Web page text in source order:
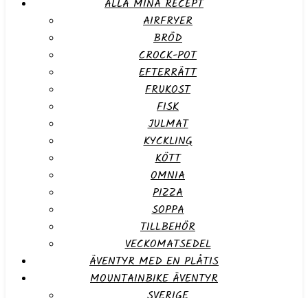
ALLA MINA RECEPT
AIRFRYER
BRÖD
CROCK-POT
EFTERRÄTT
FRUKOST
FISK
JULMAT
KYCKLING
KÖTT
OMNIA
PIZZA
SOPPA
TILLBEHÖR
VECKOMATSEDEL
ÄVENTYR MED EN PLÅTIS
MOUNTAINBIKE ÄVENTYR